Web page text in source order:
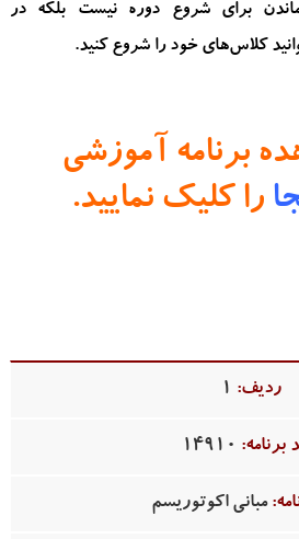
ماندن برای شروع دوره نیست بلکه در
کلاس‌های خود را شروع کنید.
برنامه آموزشی
را کلیک نمایید.
1
14910
مبانی اکوتوریسم